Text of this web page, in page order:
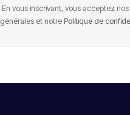
En vous inscrivant, vous acceptez
générales et notre Politique de